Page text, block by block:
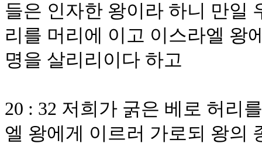
들은 인자한 왕이라 하니 만일
리를 머리에 이고 이스라엘 왕
명을 살리리이다 하고
20 : 32 저희가 굵은 베로 허리
엘 왕에게 이르러 가로되 왕의